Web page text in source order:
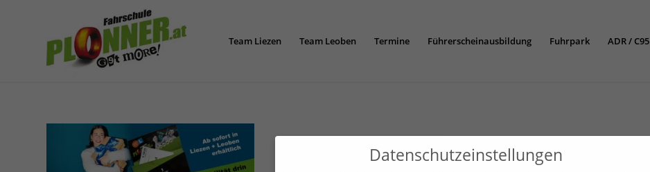
Team Liezen Team Leoben Termine Führerscheinausbildung Fuhrpark ADR / C95
Datenschutzeinstellungen